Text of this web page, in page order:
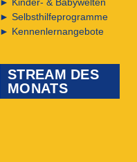
► Selbsthilfeprogramme
► Kennenlernangebote
STREAM DES
MONATS